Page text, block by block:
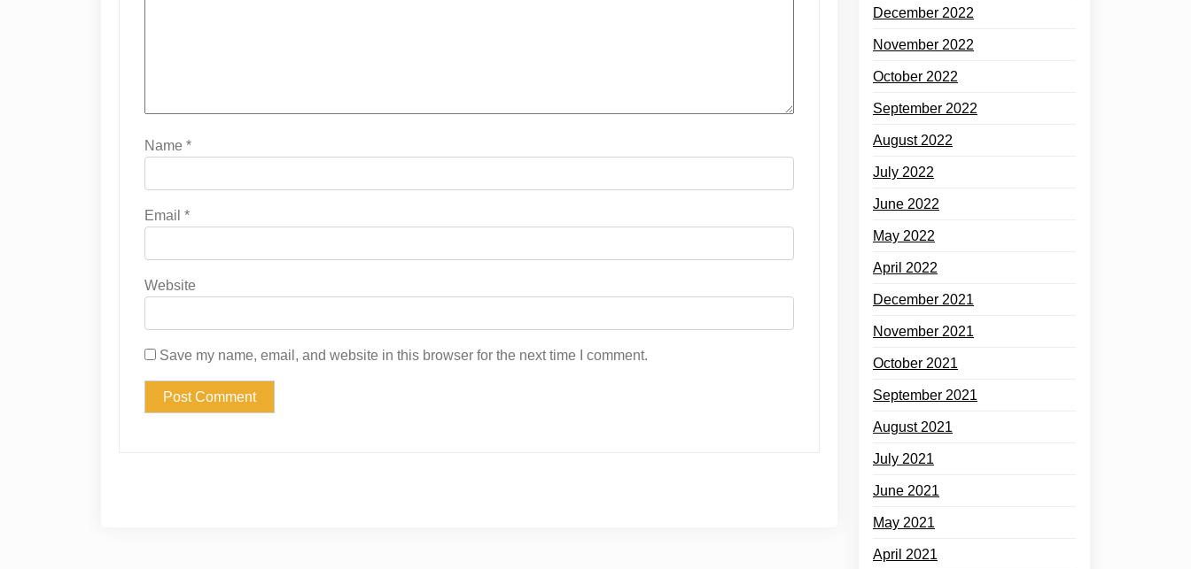
Name *
Email *
Website
Save my name, email, and website in this browser for the next time I comment.
December 2022
November 2022
October 2022
September 2022
August 2022
July 2022
June 2022
May 2022
April 2022
December 2021
November 2021
October 2021
September 2021
August 2021
July 2021
June 2021
May 2021
April 2021